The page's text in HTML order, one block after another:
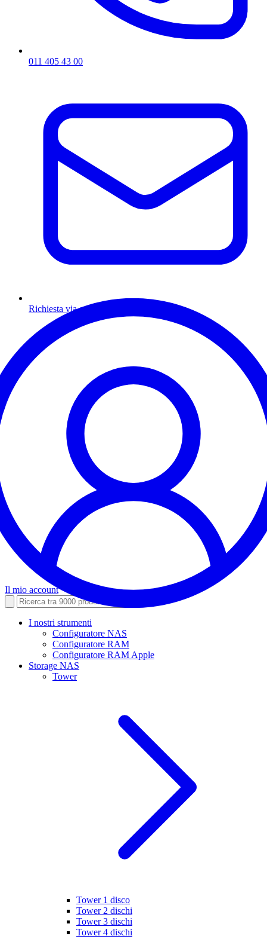
011 405 43 00
Richiesta via email
Il mio account
I nostri strumenti
Configuratore NAS
Configuratore RAM
Configuratore RAM Apple
Storage NAS
Tower
Tower 1 disco
Tower 2 dischi
Tower 3 dischi
Tower 4 dischi